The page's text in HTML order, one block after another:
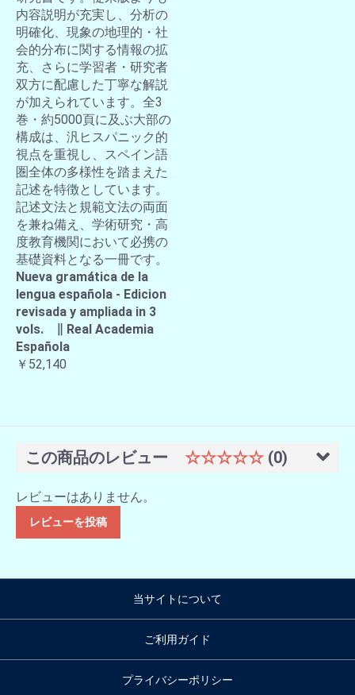
内容説明が充実し、分析の
明確化、現象の地理的・社
会的分布に関する情報の拡
充、さらに学習者・研究者
双方に配慮した丁寧な解説
が加えられています。全3
巻・約5000頁に及ぶ大部の
構成は、汎ヒスパニック的
視点を重視し、スペイン語
圏全体の多様性を踏まえた
記述を特徴としています。
記述文法と規範文法の両面
を兼ね備え、学術研究・高
度教育機関において必携の
基礎資料となる一冊です。
Nueva gramática de la
lengua española - Edicion
revisada y ampliada in 3
vols. ∥ Real Academia
Española
￥52,140
この商品のレビュー ☆☆☆☆☆ (0)
レビューはありません。
レビューを投稿
当サイトについて
ご利用ガイド
プライバシーポリシー